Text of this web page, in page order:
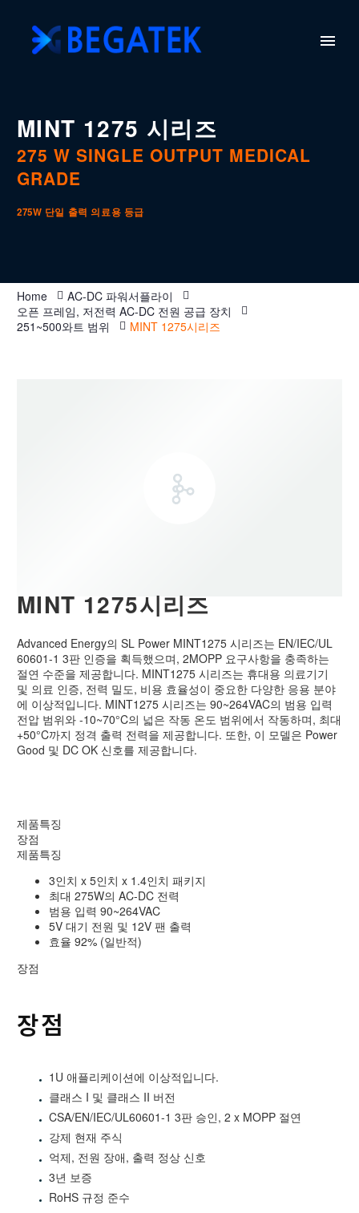
MINT 1275 시리즈
275 W SINGLE OUTPUT MEDICAL
GRADE
275W 단일 출력 의료용 등급
Home
AC-DC 파워서플라이
오픈 프레임, 저전력 AC-DC 전원 공급 장치
251~500와트 범위
MINT 1275시리즈
MINT 1275시리즈
Advanced Energy의 SL Power MINT1275 시리즈는 EN/IEC/UL
60601-1 3판 인증을 획득했으며, 2MOPP 요구사항을 충족하는
절연 수준을 제공합니다. MINT1275 시리즈는 휴대용 의료기기
및 의료 인증, 전력 밀도, 비용 효율성이 중요한 다양한 응용 분야
에 이상적입니다. MINT1275 시리즈는 90~264VAC의 범용 입력
전압 범위와 -10~70°C의 넓은 작동 온도 범위에서 작동하며, 최대
+50°C까지 정격 출력 전력을 제공합니다. 또한, 이 모델은 Power
Good 및 DC OK 신호를 제공합니다.
제품특징
장점
제품특징
3인치 x 5인치 x 1.4인치 패키지
최대 275W의 AC-DC 전력
범용 입력 90~264VAC
5V 대기 전원 및 12V 팬 출력
효율 92% (일반적)
장점
장점
1U 애플리케이션에 이상적입니다.
클래스 I 및 클래스 II 버전
CSA/EN/IEC/UL60601-1 3판 승인, 2 x MOPP 절연
강제 현재 주식
억제, 전원 장애, 출력 정상 신호
3년 보증
RoHS 규정 준수